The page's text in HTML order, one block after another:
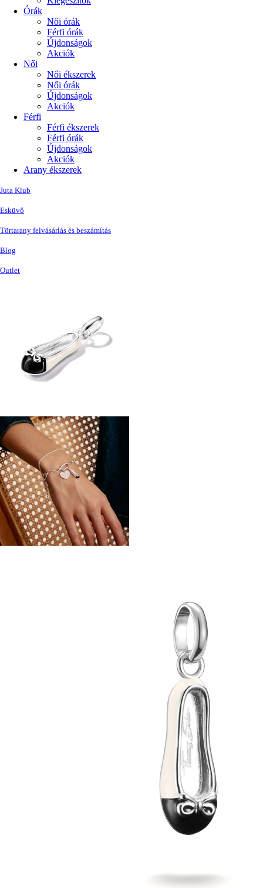
Órák
Női órák
Férfi órák
Újdonságok
Akciók
Női
Női ékszerek
Női órák
Újdonságok
Akciók
Férfi
Férfi ékszerek
Férfi órák
Újdonságok
Akciók
Arany ékszerek
Juta Klub
Esküvő
Törtarany felvásárlás és beszámítás
Blog
Outlet